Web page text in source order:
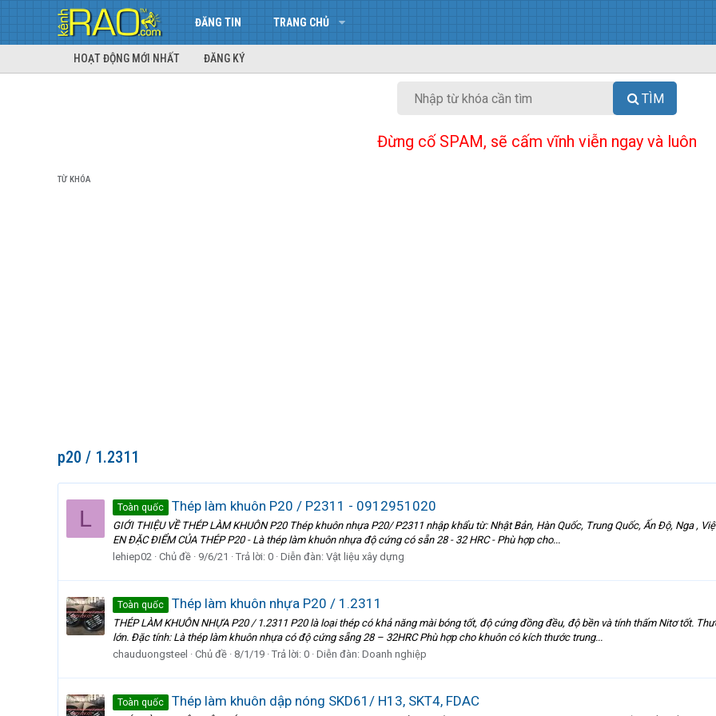
ĐĂNG TIN TRANG CHỦ
HOẠT ĐỘNG MỚI NHẤT ĐĂNG KÝ
TÌM
Đừng cố SPAM, sẽ cấm vĩnh viễn ngay và luôn
TỪ KHÓA
p20 / 1.2311
L Toàn quốc Thép làm khuôn P20 / P2311 - 0912951020
GIỚI THIỆU VỀ THÉP LÀM KHUÔN P20 Thép khuôn nhựa P20/ P2311 nhập khẩu từ: Nhật Bản, Hàn Quốc, Trung Quốc, Ấn Độ, Nga ,
EN ĐẶC ĐIỂM CỦA THÉP P20 - Là thép làm khuôn nhựa độ cứng có sẵn 28 - 32 HRC - Phù hợp cho...
lehiep02
Chủ đề 9/6/21 Trả lời: 0 Diễn đàn: Vật liệu xây dựng
Toàn quốc Thép làm khuôn nhựa P20 / 1.2311
THÉP LÀM KHUÔN NHỰA P20 / 1.2311 P20 là loại thép có khả năng mài bóng tốt, độ cứng đồng đều, độ bền và tính thấm Nitơ tốt.
lớn. Đặc tính: Là thép làm khuôn nhựa có độ cứng sẵng 28 – 32HRC Phù hợp cho khuôn có kích thước trung...
chauduongsteel
Chủ đề 8/1/19 Trả lời: 0 Diễn đàn: Doanh nghiệp
Toàn quốc Thép làm khuôn dập nóng SKD61/ H13, SKT4, FDAC